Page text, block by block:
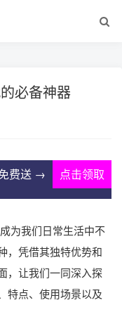
必备神器
费送 → 点击领取
为我们日常生活中不
，凭借其独特优势和
，让我们一同深入探
特点、使用场景以及